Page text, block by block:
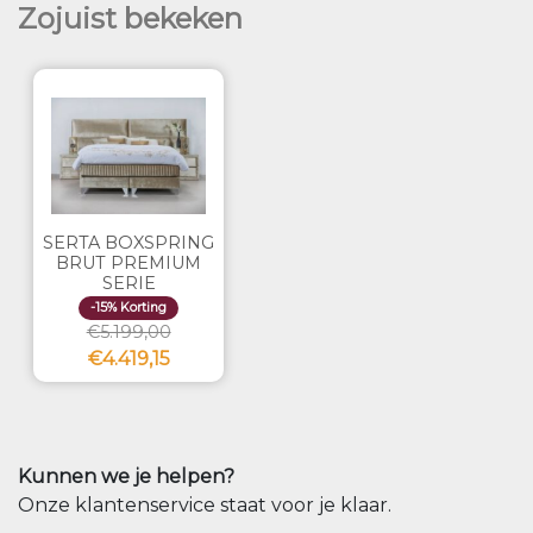
Zojuist bekeken
SERTA BOXSPRING
BRUT PREMIUM
SERIE
-15% Korting
€5.199,00
€4.419,15
Kunnen we je helpen?
Onze klantenservice staat voor je klaar.